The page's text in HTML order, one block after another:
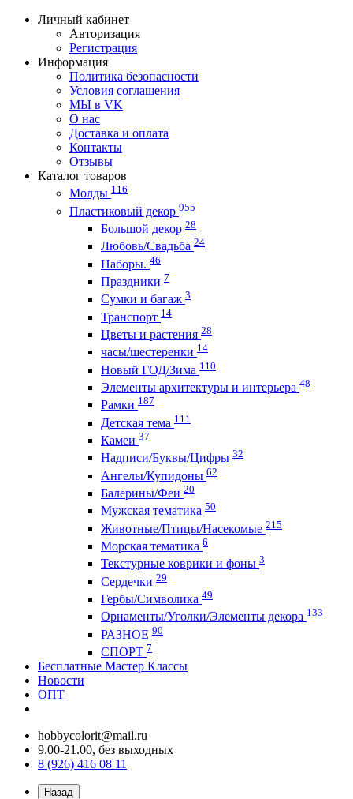
Личный кабинет
Авторизация
Регистрация
Информация
Политика безопасности
Условия соглашения
МЫ в VK
О нас
Доставка и оплата
Контакты
Отзывы
Каталог товаров
Молды 116
Пластиковый декор 955
Большой декор 28
Любовь/Cвадьба 24
Наборы. 46
Праздники 7
Сумки и багаж 3
Транспорт 14
Цветы и растения 28
часы/шестеренки 14
Новый ГОД/Зима 110
Элементы архитектуры и интерьера 48
Рамки 187
Детская тема 111
Камеи 37
Надписи/Буквы/Цифры 32
Ангелы/Купидоны 62
Балерины/Феи 20
Мужская тематика 50
Животные/Птицы/Насекомые 215
Морская тематика 6
Текстурные коврики и фоны 3
Сердечки 29
Гербы/Символика 49
Орнаменты/Уголки/Элементы декора 133
РАЗНОЕ 90
СПОРТ 7
Бесплатные Мастер Классы
Новости
ОПТ
hobbycolorit@mail.ru
9.00-21.00, без выходных
8 (926) 416 08 11
Назад